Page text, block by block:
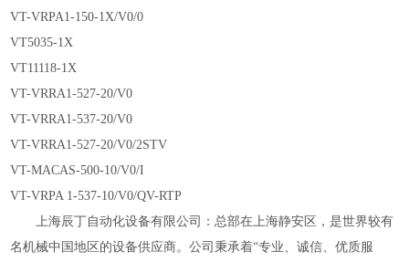
VT-VRPA1-150-1X/V0/0
VT5035-1X
VT11118-1X
VT-VRRA1-527-20/V0
VT-VRRA1-537-20/V0
VT-VRRA1-527-20/V0/2STV
VT-MACAS-500-10/V0/I
VT-VRPA 1-537-10/V0/QV-RTP
上海辰丁自动化设备有限公司：总部在上海静安区，是世界较有
名机械中国地区的设备供应商。公司秉承着“专业、诚信、优质服